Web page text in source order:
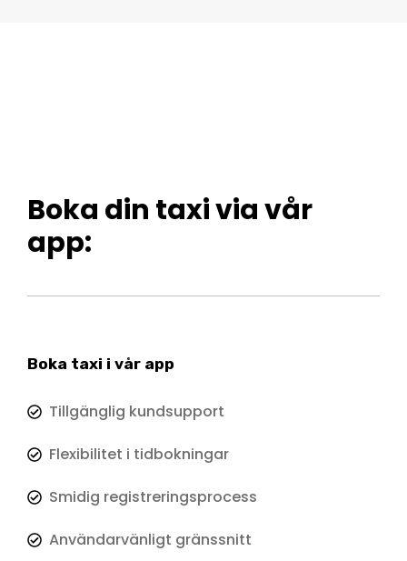
Boka din taxi via vår
app:
Boka taxi i vår app
Tillgänglig kundsupport
Flexibilitet i tidbokningar
Smidig registreringsprocess
Användarvänligt gränssnitt